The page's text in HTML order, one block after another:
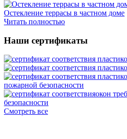
Остекление террасы в частном доме
Читать полностью
Наши сертификаты
Смотреть все